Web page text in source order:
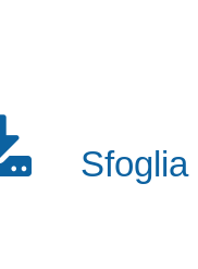
Sfoglia